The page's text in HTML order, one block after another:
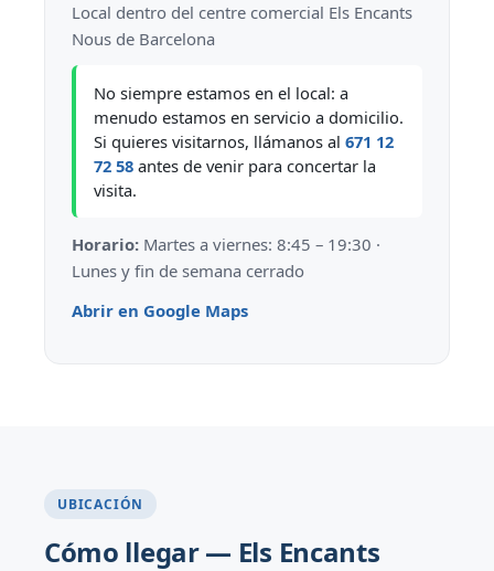
Local dentro del centre comercial Els Encants
Nous de Barcelona
No siempre estamos en el local: a
menudo estamos en servicio a domicilio.
Si quieres visitarnos, llámanos al 671 12
72 58 antes de venir para concertar la
visita.
Horario: Martes a viernes: 8:45 – 19:30 ·
Lunes y fin de semana cerrado
Abrir en Google Maps
UBICACIÓN
Cómo llegar — Els Encants